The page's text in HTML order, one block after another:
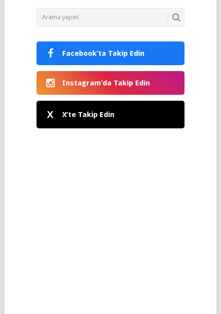
Facebook’ta Takip Edin
Instagram’da Takip Edin
X X’te Takip Edin